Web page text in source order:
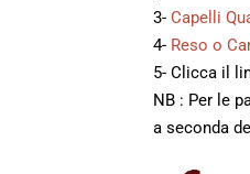
3- Capelli
4- Reso o
5- Clicca il
NB : Per le
a seconda